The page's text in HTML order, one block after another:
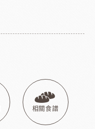
相關食譜